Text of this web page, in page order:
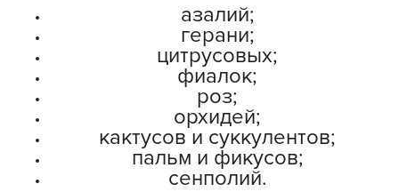
азалий;
герани;
цитрусовых;
фиалок;
роз;
орхидей;
кактусов и суккулентов;
пальм и фикусов;
сенполий.